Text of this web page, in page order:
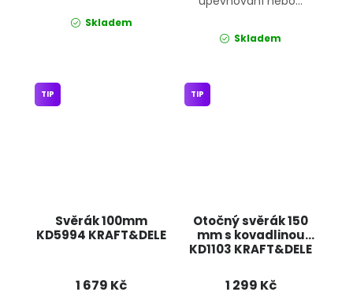
Skladem
Skladem
Svěrák 100mm
KD5994 KRAFT&DELE
TIP
1 679 Kč
Otočný svěrák 150
mm s kovadlinou
KD1103 KRAFT&DELE
TIP
1 299 Kč